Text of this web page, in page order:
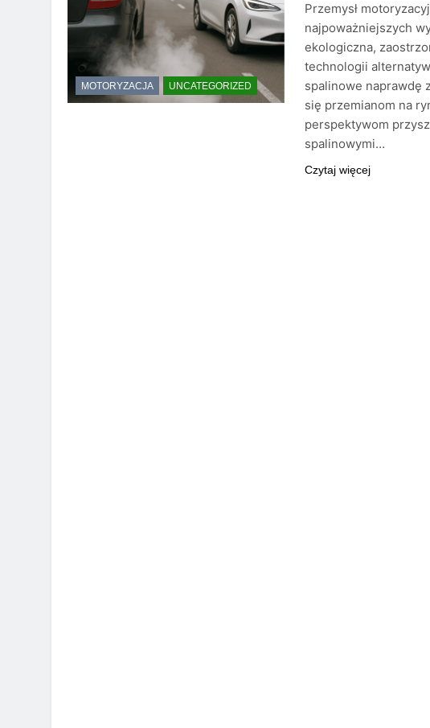
MOTORYZACJA UNCATEGORIZED
Przemysł
najpoważniejszych
ekologiczna,
technologii
spalinowe naprawdę
się przemianom na
perspektywom
spalinowymi…
Czytaj więcej